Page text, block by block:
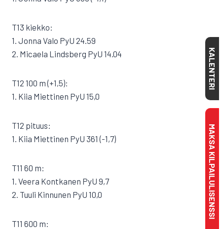
T13 kiekko:
1. Jonna Valo PyU 24.59
2. Micaela Lindsberg PyU 14.04
T12 100 m (+1,5):
1. Kiia Miettinen PyU 15,0
T12 pituus:
1. Kiia Miettinen PyU 361 (-1,7)
T11 60 m:
1. Veera Kontkanen PyU 9,7
2. Tuuli Kinnunen PyU 10,0
T11 600 m:
KALENTERI
MAKSA KILPAILULISENSSI